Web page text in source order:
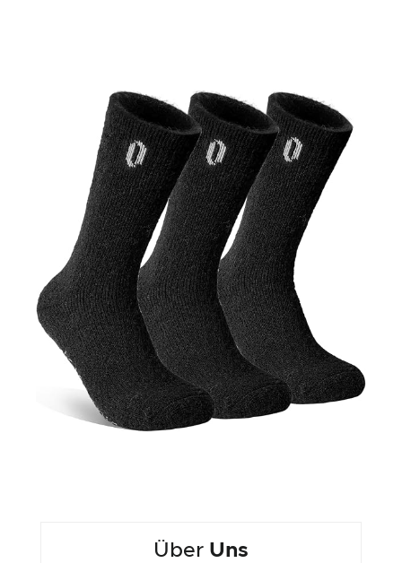
Über Uns